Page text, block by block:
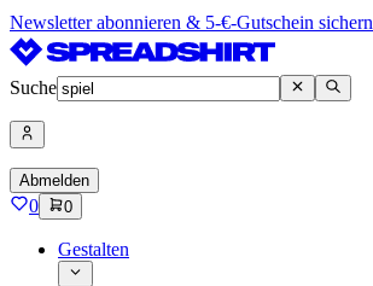
Newsletter abonnieren & 5-€-Gutschein sichern
Suche
Abmelden
0 0
Gestalten